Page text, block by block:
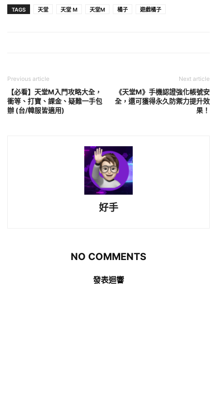
TAGS 天堂 天堂 M 天堂M 橘子 遊戲橘子
Previous article
【必看】天堂M入門攻略大全，
衝等、打寶、課金、疑難一手包
辦 (台/韓服皆適用)
Next article
《天堂M》手機認證強化帳號安
全，還可獲得永久防禦力提升效
果！
好手
NO COMMENTS
發表迴響